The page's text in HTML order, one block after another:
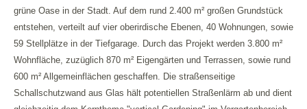
grüne Oase in der Stadt. Auf dem rund 2.400 m² großen Grundstück
entstehen, verteilt auf vier oberirdische Ebenen, 40 Wohnungen, sowie
59 Stellplätze in der Tiefgarage. Durch das Projekt werden 3.800 m²
Wohnfläche, zuzüglich 870 m² Eigengärten und Terrassen, sowie rund
600 m² Allgemeinflächen geschaffen. Die straßenseitige
Schallschutzwand aus Glas hält potentiellen Straßenlärm ab und dient